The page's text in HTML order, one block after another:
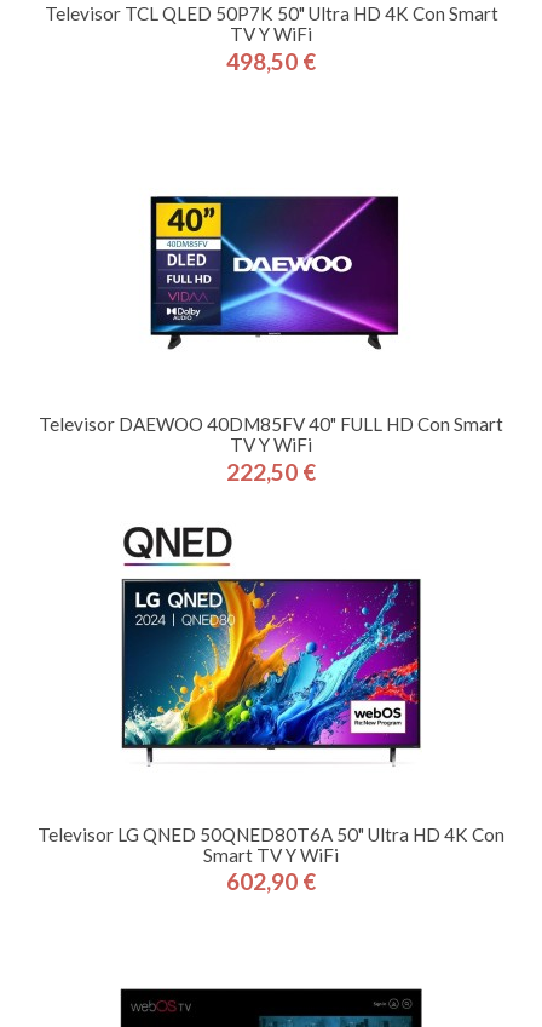
Televisor TCL QLED 50P7K 50" Ultra HD 4K Con Smart
TV Y WiFi
Precio
498,50 €
Televisor DAEWOO 40DM85FV 40" FULL HD Con Smart
TV Y WiFi
Precio
222,50 €
Televisor LG QNED 50QNED80T6A 50" Ultra HD 4K Con
Smart TV Y WiFi
Precio
602,90 €